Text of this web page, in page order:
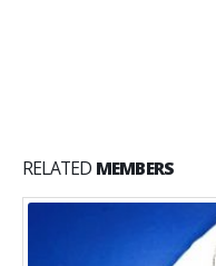
RELATED MEMBERS